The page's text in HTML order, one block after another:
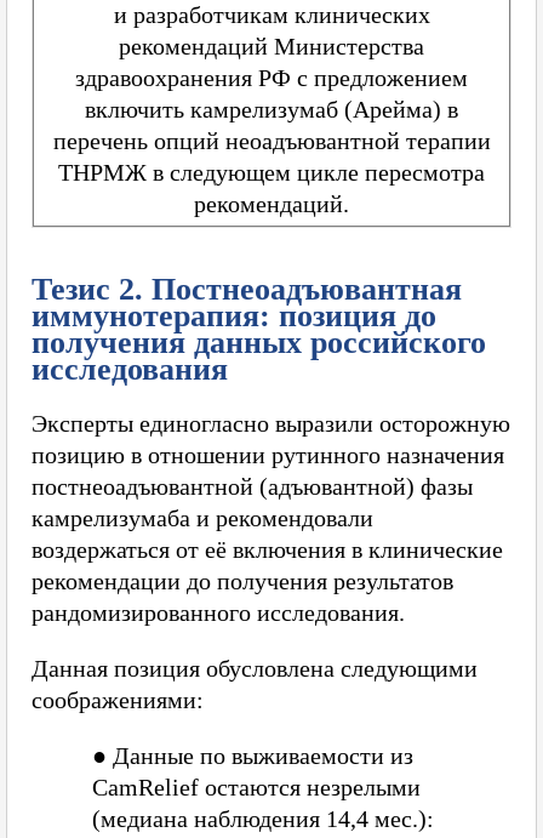
и разработчикам клинических
рекомендаций Министерства
здравоохранения РФ с предложением
включить камрелизумаб (Арейма) в
перечень опций неоадъювантной терапии
ТНРМЖ в следующем цикле пересмотра
рекомендаций.
Тезис 2. Постнеоадъювантная
иммунотерапия: позиция до
получения данных российского
исследования
Эксперты единогласно выразили осторожную
позицию в отношении рутинного назначения
постнеоадъювантной (адъювантной) фазы
камрелизумаба и рекомендовали
воздержаться от её включения в клинические
рекомендации до получения результатов
рандомизированного исследования.
Данная позиция обусловлена следующими
соображениями:
● Данные по выживаемости из
CamRelief остаются незрелыми
(медиана наблюдения 14,4 мес.):